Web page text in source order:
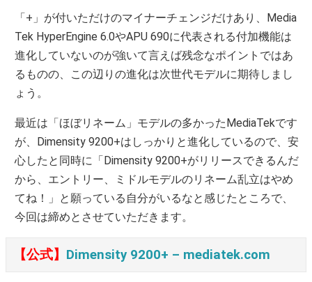
「+」が付いただけのマイナーチェンジだけあり、Media
Tek HyperEngine 6.0やAPU 690に代表される付加機能は
進化していないのが強いて言えば残念なポイントではあ
るものの、この辺りの進化は次世代モデルに期待しまし
ょう。
最近は「ほぼリネーム」モデルの多かったMediaTekです
が、Dimensity 9200+はしっかりと進化しているので、安
心したと同時に「Dimensity 9200+がリリースできるんだ
から、エントリー、ミドルモデルのリネーム乱立はやめ
てね！」と願っている自分がいるなと感じたところで、
今回は締めとさせていただきます。
【公式】 Dimensity 9200+ – mediatek.com